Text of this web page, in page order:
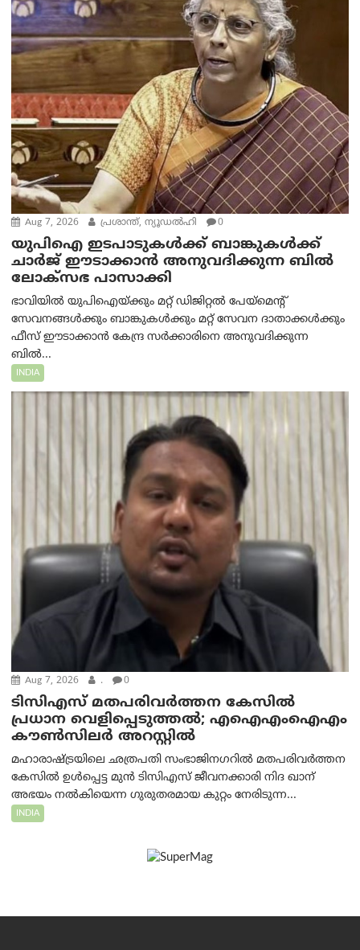
Aug 7, 2026 പ്രശാന്ത്, ന്യൂഡല്‍ഹി 0
യുപിഐ ഇടപാടുകൾക്ക് ബാങ്കുകൾക്ക്
ചാർജ് ഈടാക്കാൻ അനുവദിക്കുന്ന ബിൽ
ലോക്‌സഭ പാസാക്കി
ഭാവിയിൽ യുപിഐയ്ക്കും മറ്റ് ഡിജിറ്റൽ പേയ്‌മെന്റ്
സേവനങ്ങൾക്കും ബാങ്കുകൾക്കും മറ്റ് സേവന ദാതാക്കൾക്കും
ഫീസ് ഈടാക്കാൻ കേന്ദ്ര സർക്കാരിനെ അനുവദിക്കുന്ന
ബിൽ...
INDIA
Aug 7, 2026 . 0
ടിസിഎസ് മതപരിവർത്തന കേസിൽ
പ്രധാന വെളിപ്പെടുത്തൽ; എഐഎംഐഎം
കൗൺസിലർ അറസ്റ്റിൽ
മഹാരാഷ്ട്രയിലെ ഛത്രപതി സംഭാജിനഗറിൽ മതപരിവർത്തന
കേസിൽ ഉൾപ്പെട്ട മുൻ ടിസിഎസ് ജീവനക്കാരി നിദ ഖാന്
അഭയം നൽകിയെന്ന ഗുരുതരമായ കുറ്റം നേരിടുന്ന...
INDIA